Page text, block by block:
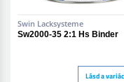
Swin Lacksysteme
Sw2000-35 2:1 Hs Binder
Lásd a